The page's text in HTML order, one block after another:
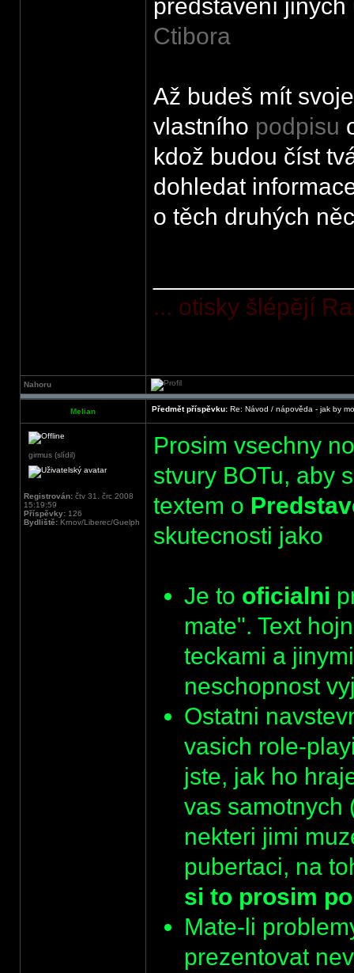
představení
Ctibora
Až budeš mít
vlastního podpisu
kdož budou číst
dohledat
o těch druhých
... otisky šlépějí
Nahoru
Melian Předmět příspěvku: Re: Návod / nápověda - jak by
girmus (slídil)
Registrován: čtv 31. črc 2008
15:19:59
Příspěvky: 126
Bydliště: Krnov/Liberec/Guelph
Prosim vsechny
stvury BOTu, aby
textem o
skutecnosti jako
Je to oficialni
mate". Text
teckami a
neschopnost
Ostatni
vasich role-
jste, jak ho
vas samotnych
nekteri jimi
pubertaci, na
si to prosim
Mate-li
prezentovat